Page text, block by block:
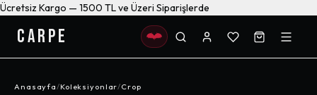
Ücretsiz Kargo — 1500 TL ve Üzeri Siparişlerde
CARPE
Anasayfa/Koleksiyonlar/Crop